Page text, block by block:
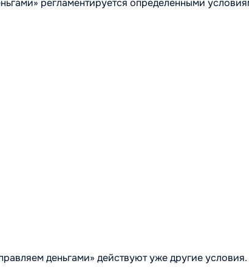
деньгами» действуют уже другие условия.